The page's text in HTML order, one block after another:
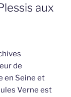
aux
de
en Seine et
Verne est